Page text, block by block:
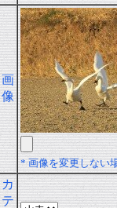
画
像
* 画像を変更しない
カ
テ